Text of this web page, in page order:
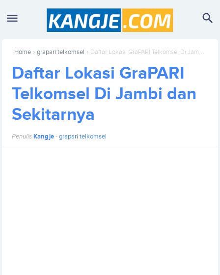
Home ›grapari telkomsel › Daftar Lokasi GraPARI Telkomsel Di Jambi dan Sekitarnya
Daftar Lokasi GraPARI
Telkomsel Di Jambi dan
Sekitarnya
PenulisKangje-grapari telkomsel